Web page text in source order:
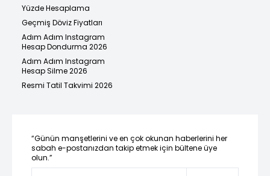
Yüzde Hesaplama
Geçmiş Döviz Fiyatları
Adım Adım Instagram
Hesap Dondurma 2026
Adım Adım Instagram
Hesap Silme 2026
Resmi Tatil Takvimi 2026
“Günün manşetlerini ve en çok okunan haberlerini her
sabah e-postanızdan takip etmek için bültene üye
olun.”